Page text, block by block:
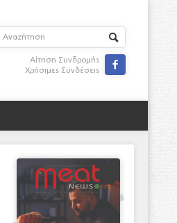
Αίτηση Συνδρομής
Χρήσιμες Συνδέσεις
